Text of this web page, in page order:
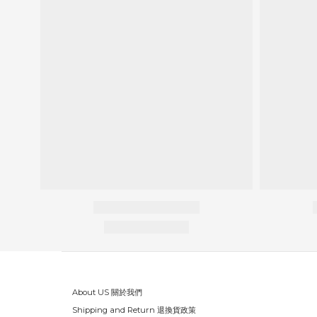
About US 關於我們
Shipping and Return 退換貨政策